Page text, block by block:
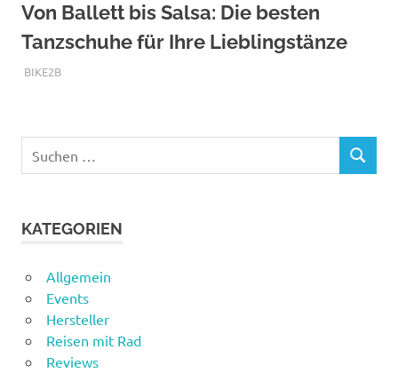
Von Ballett bis Salsa: Die besten
Tanzschuhe für Ihre Lieblingstänze
AUGUST 14, 2025
BIKE2B
KATEGORIEN
Allgemein
Events
Hersteller
Reisen mit Rad
Reviews